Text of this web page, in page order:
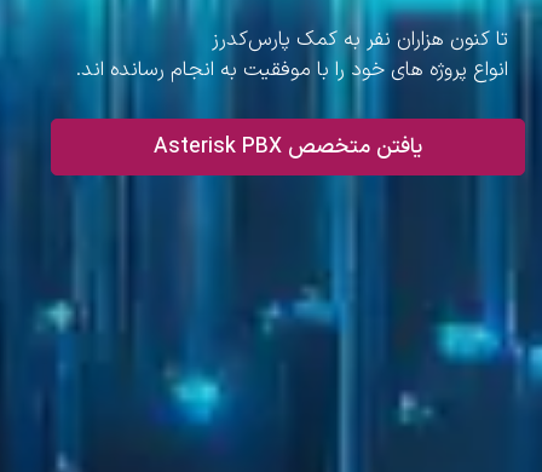
تا کنون هزاران نفر به کمک پارس‌کدرز
انواع پروژه های خود را با موفقیت به انجام رسانده اند.
یافتن متخصص Asterisk PBX